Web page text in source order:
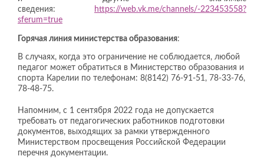
сведения:
https://web.vk.me/channels/-223453558?
sferum=true
Горячая линия министерства образования:
В случаях, когда это ограничение не соблюдается, любой
педагог может обратиться в Министерство образования и
спорта Карелии по телефонам: 8(8142) 76-91-51, 78-33-76,
78-48-75.
Напомним, с 1 сентября 2022 года не допускается
требовать от педагогических работников подготовки
документов, выходящих за рамки утвержденного
Министерством просвещения Российской Федерации
перечня документации.